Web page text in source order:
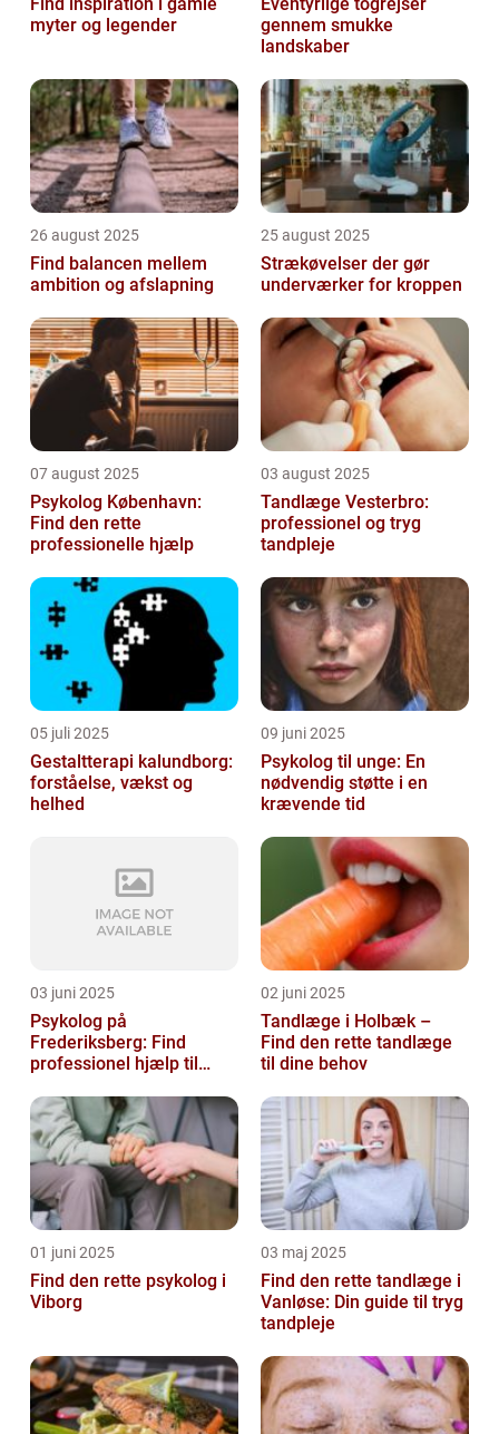
Find inspiration i gamle
myter og legender
Eventyrlige togrejser
gennem smukke
landskaber
26 august 2025
Find balancen mellem
ambition og afslapning
25 august 2025
Strækøvelser der gør
underværker for kroppen
07 august 2025
Psykolog København:
Find den rette
professionelle hjælp
03 august 2025
Tandlæge Vesterbro:
professionel og tryg
tandpleje
05 juli 2025
Gestaltterapi kalundborg:
forståelse, vækst og
helhed
09 juni 2025
Psykolog til unge: En
nødvendig støtte i en
krævende tid
03 juni 2025
Psykolog på
Frederiksberg: Find
professionel hjælp til
02 juni 2025
Tandlæge i Holbæk –
Find den rette tandlæge
til dine behov
01 juni 2025
Find den rette psykolog i
Viborg
03 maj 2025
Find den rette tandlæge i
Vanløse: Din guide til tryg
tandpleje